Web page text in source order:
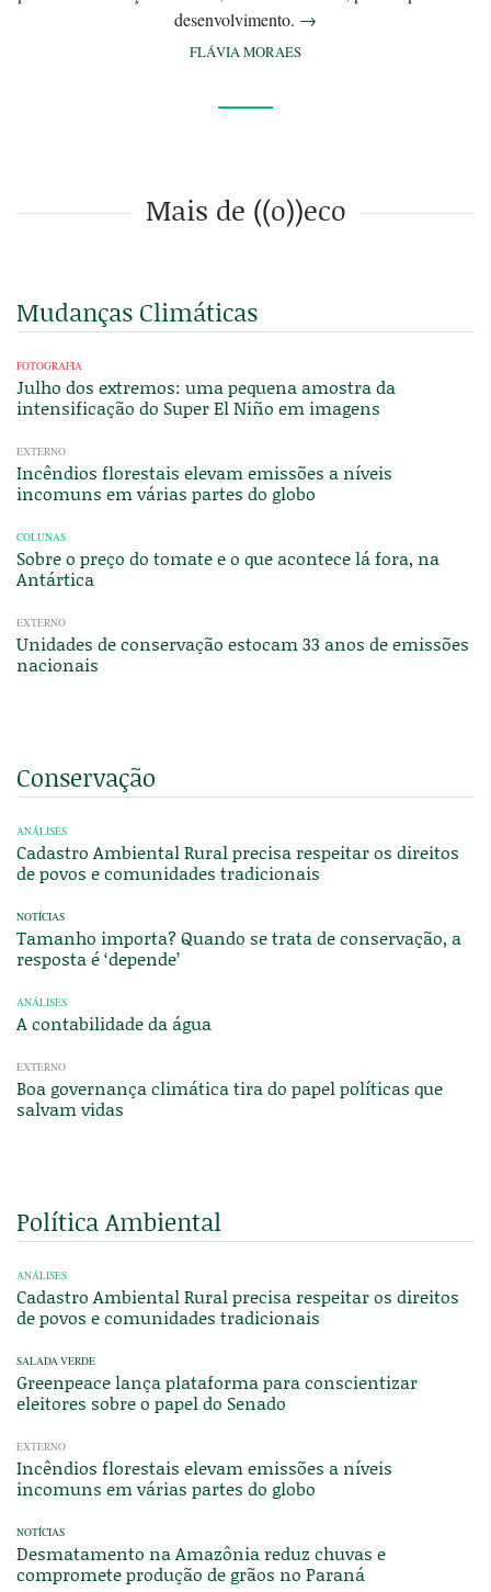
desenvolvimento. →
FLÁVIA MORAES
Mais de ((o))eco
Mudanças Climáticas
FOTOGRAFIA
Julho dos extremos: uma pequena amostra da
intensificação do Super El Niño em imagens
EXTERNO
Incêndios florestais elevam emissões a níveis
incomuns em várias partes do globo
COLUNAS
Sobre o preço do tomate e o que acontece lá fora, na
Antártica
EXTERNO
Unidades de conservação estocam 33 anos de emissões
nacionais
Conservação
ANÁLISES
Cadastro Ambiental Rural precisa respeitar os direitos
de povos e comunidades tradicionais
NOTÍCIAS
Tamanho importa? Quando se trata de conservação, a
resposta é ‘depende’
ANÁLISES
A contabilidade da água
EXTERNO
Boa governança climática tira do papel políticas que
salvam vidas
Política Ambiental
ANÁLISES
Cadastro Ambiental Rural precisa respeitar os direitos
de povos e comunidades tradicionais
SALADA VERDE
Greenpeace lança plataforma para conscientizar
eleitores sobre o papel do Senado
EXTERNO
Incêndios florestais elevam emissões a níveis
incomuns em várias partes do globo
NOTÍCIAS
Desmatamento na Amazônia reduz chuvas e
compromete produção de grãos no Paraná